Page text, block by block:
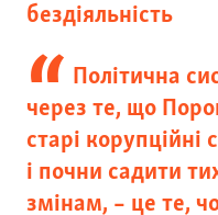
бездіяльність​
Політична
через те, що
старі корупційні
і почни садити
змінам, – це те,